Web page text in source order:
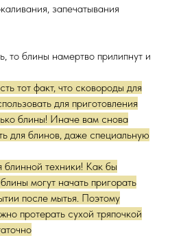
запечатывания
то блины намертво прилипнут и
тот факт, что сковороды для
для приготовления
блины! Иначе вам снова
для блинов, даже специальную
техники! Как бы
могут начать пригорать
после мытья. Поэтому
протерать сухой тряпочкой